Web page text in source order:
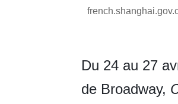
Du 24 au 27
de Broadway,